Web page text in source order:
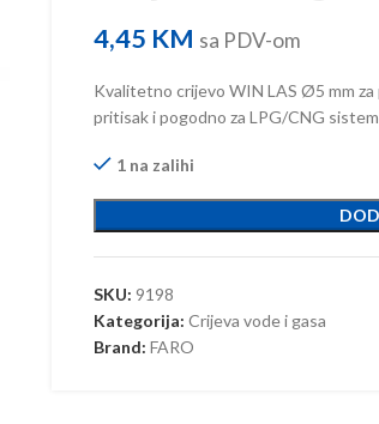
4,45 KM sa PDV-om
Kvalitetno crijevo WIN LAS Ø5 mm
pritisak i pogodno za LPG/CNG
1 na zalihi
SKU: 9198
Kategorija: Crijeva vode i gasa
Brand: FARO